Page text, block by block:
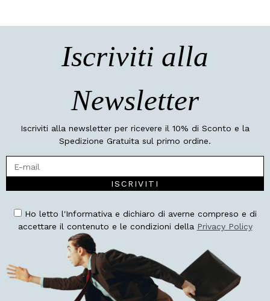
Iscriviti alla
Newsletter
Iscriviti alla newsletter per ricevere il 10% di Sconto e la
Spedizione Gratuita sul primo ordine.
ISCRIVITI
Ho letto l'Informativa e dichiaro di averne compreso e di
accettare il contenuto e le condizioni della Privacy Policy